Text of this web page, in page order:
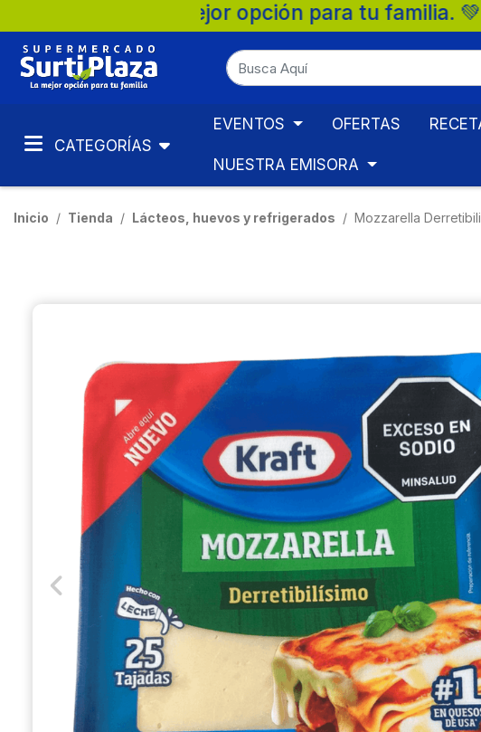
para tu familia. 💚 🛒 Supermercados
CATEGORÍAS
EVENTOS OFERTAS
NUESTRA EMISORA
Inicio Tienda Lácteos, huevos y refrigerados Mozzarella
Previous